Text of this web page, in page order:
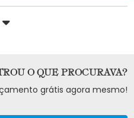
O QUE PROCURAVA?
grátis agora mesmo!